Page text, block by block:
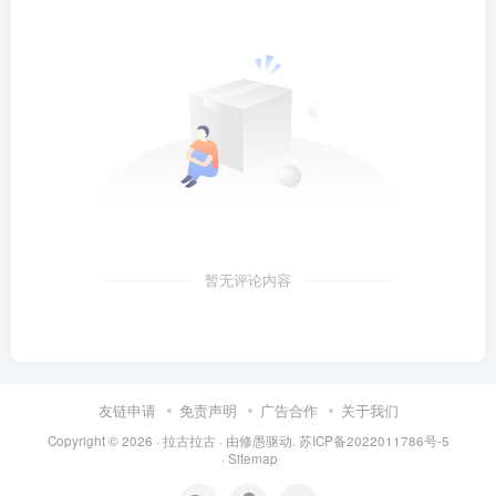
暂无评论内容
友链申请 免责声明 广告合作 关于我们
Copyright © 2026 · 拉古拉古 · 由修愚驱动. 苏ICP备2022011786号-5
· Sitemap